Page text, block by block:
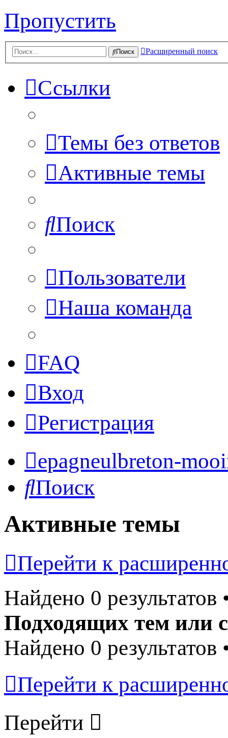
Пропустить
Поиск Расширенный поиск
Ссылки
Темы без ответов
Активные темы
Поиск
Пользователи
Наша команда
FAQ
Вход
Регистрация
epagneulbreton-
Поиск
Активные темы
Перейти к
Найдено 0
Подходящих тем или
Найдено 0
Перейти к
Перейти